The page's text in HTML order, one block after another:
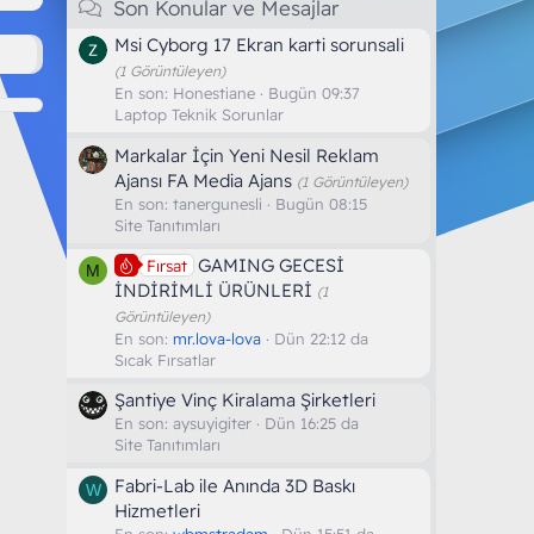
Son Konular ve Mesajlar
Msi Cyborg 17 Ekran karti sorunsali
(1 Görüntüleyen)
En son: Honestiane
Bugün 09:37
Laptop Teknik Sorunlar
Markalar İçin Yeni Nesil Reklam
Ajansı FA Media Ajans (1 Görüntüleyen)
En son: tanergunesli
Bugün 08:15
Site Tanıtımları
M Fırsat GAMING GECESİ
İNDİRİMLİ ÜRÜNLERİ (1
Görüntüleyen)
En son: mr.lova-lova
Dün 22:12 da
Sıcak Fırsatlar
Şantiye Vinç Kiralama Şirketleri
En son: aysuyigiter
Dün 16:25 da
Site Tanıtımları
W
Fabri-Lab ile Anında 3D Baskı
Hizmetleri